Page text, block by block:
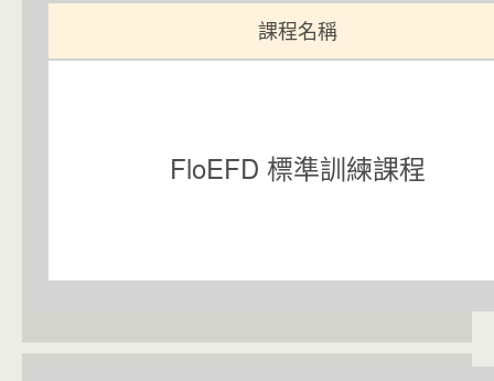
課程名稱
FloEFD 標準訓練課程